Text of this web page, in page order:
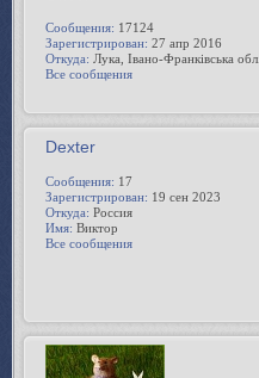
Сообщения: 17124
Зарегистрирован: 27 апр 2016
Откуда: Лука, Івано-Франківська обл.
Все сообщения
Dexter
Сообщения: 17
Зарегистрирован: 19 сен 2023
Откуда: Россия
Имя: Виктор
Все сообщения